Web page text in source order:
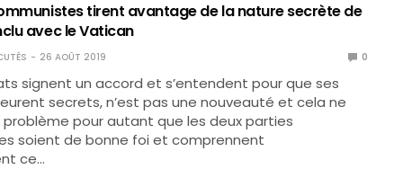
tirent avantage de la nature secrète de
avec le Vatican
26 AOÛT 2019 0
signent un accord et s’entendent pour que ses
secrets, n’est pas une nouveauté et cela ne
pour autant que les deux parties
soient de bonne foi et comprennent
ce…